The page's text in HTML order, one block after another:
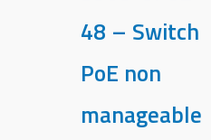
48 – Switch
PoE non
manageable